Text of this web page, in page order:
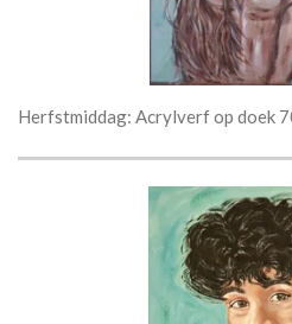
Herfstmiddag: Acrylverf op doek